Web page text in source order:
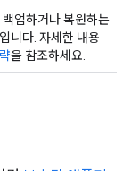
업하거나 복원하는
니다. 자세한 내용
을 참조하세요.